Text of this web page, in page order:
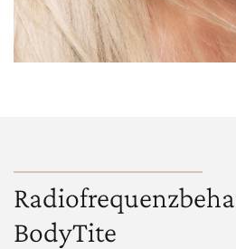
BodyTite